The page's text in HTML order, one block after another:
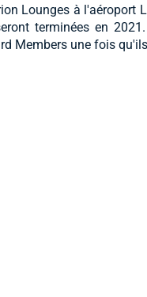
Lounges à l'aéroport
terminées en
Members une fois